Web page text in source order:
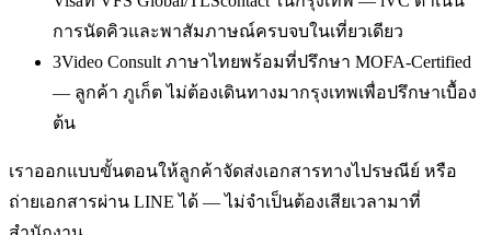
การนัดคิวและพาสัมภาษณ์ครบจบในเที่ยวเดียว
3Video Consult ภาษาไทยพร้อมที่ปรึกษา MOFA-Certified
— ลูกค้า ภูเก็ต ไม่ต้องเดินทางมากรุงเทพเพื่อปรึกษาเบื้อง
ต้น
เราออกแบบขั้นตอนให้ลูกค้าจัดส่งเอกสารทางไปรษณีย์ หรือ
ถ่ายเอกสารผ่าน LINE ได้ — ไม่จำเป็นต้องเสียเวลามาที่